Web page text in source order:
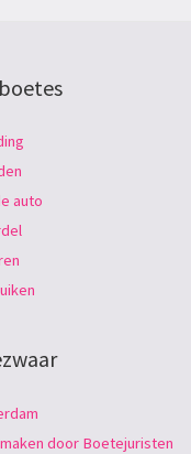
auto
door Boetejuristen